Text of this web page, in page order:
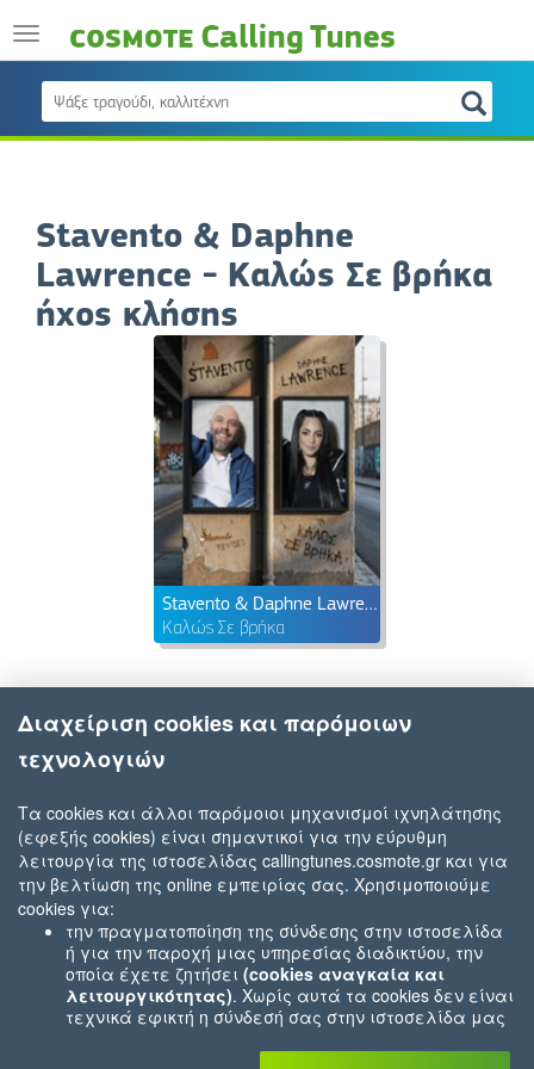
Stavento & Daphne
Lawrence - Καλώς Σε βρήκα
ήχος κλήσης
Stavento & Daphne Lawrence
Καλώς Σε βρήκα
Διαχείριση cookies και παρόμοιων
τεχνολογιών
Τα cookies και άλλοι παρόμοιοι μηχανισμοί ιχνηλάτησης
(εφεξής cookies) είναι σημαντικοί για την εύρυθμη
λειτουργία της ιστοσελίδας callingtunes.cosmote.gr και για
την βελτίωση της online εμπειρίας σας. Χρησιμοποιούμε
cookies για:
την πραγματοποίηση της σύνδεσης στην ιστοσελίδα
ή για την παροχή μιας υπηρεσίας διαδικτύου, την
οποία έχετε ζητήσει (cookies αναγκαία και
λειτουργικότητας). Χωρίς αυτά τα cookies δεν είναι
τεχνικά εφικτή η σύνδεσή σας στην ιστοσελίδα μας
που εσείς μας ζητήσατε (π.χ.cookies που αφορούν